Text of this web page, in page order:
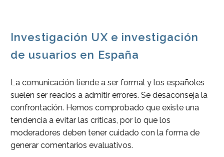
Investigación UX e investigación
de usuarios en España
La comunicación tiende a ser formal y los españoles
suelen ser reacios a admitir errores. Se desaconseja la
confrontación. Hemos comprobado que existe una
tendencia a evitar las críticas, por lo que los
moderadores deben tener cuidado con la forma de
generar comentarios evaluativos.